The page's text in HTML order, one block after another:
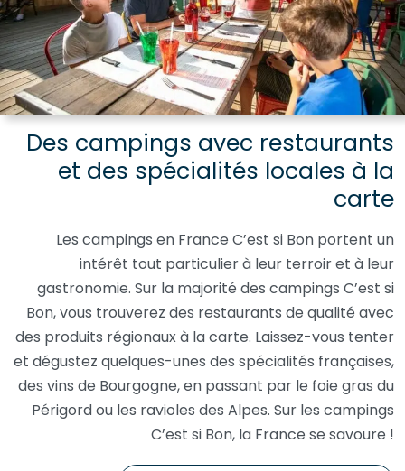
Des campings avec restaurants
et des spécialités locales à la
carte
Les campings en France C’est si Bon portent un
intérêt tout particulier à leur terroir et à leur
gastronomie. Sur la majorité des campings C’est si
Bon, vous trouverez des restaurants de qualité avec
des produits régionaux à la carte. Laissez-vous tenter
et dégustez quelques-unes des spécialités françaises,
des vins de Bourgogne, en passant par le foie gras du
Périgord ou les ravioles des Alpes. Sur les campings
C’est si Bon, la France se savoure !